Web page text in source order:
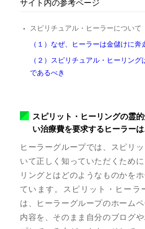
サイト内の参考ページ
スピリチュアル・ヒーラーについて
（１）なぜ、ヒーラーは金儲けに奔
（２）スピリチュアル・ヒーリン
であるべき
スピリット・ヒーリングの霊
い治療費を要求するヒーラー
ヒーラーグループでは、スピリ
いて正しく知っていただくため
リングとはどのようなものかを
ています。スピリット・ヒーラ
は、ヒーラーグループのホーム
内容を、そのまま自分のブログ